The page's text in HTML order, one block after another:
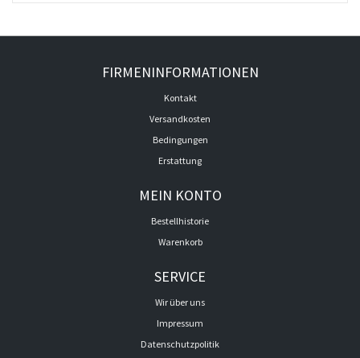
FIRMENINFORMATIONEN
Kontakt
Versandkosten
Bedingungen
Erstattung
MEIN KONTO
Bestellhistorie
Warenkorb
SERVICE
Wir über uns
Impressum
Datenschutzpolitik